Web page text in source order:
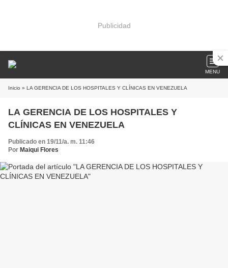
Publicidad
MENU
Inicio » LA GERENCIA DE LOS HOSPITALES Y CLÍNICAS EN VENEZUELA
LA GERENCIA DE LOS HOSPITALES Y
CLÍNICAS EN VENEZUELA
Publicado en 19/11/a. m. 11:46
Por Maiqui Flores